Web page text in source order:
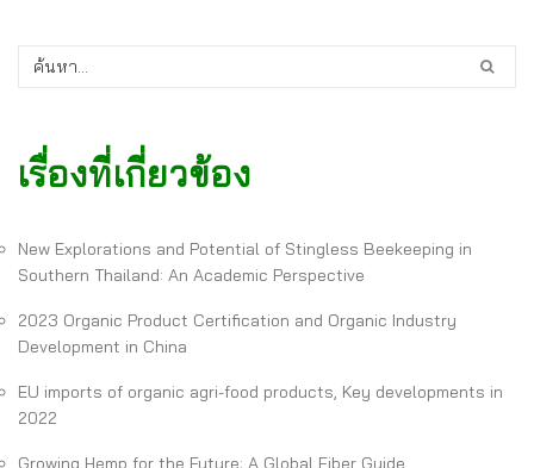
เรื่องที่เกี่ยวข้อง
New Explorations and Potential of Stingless Beekeeping in
Southern Thailand: An Academic Perspective
2023 Organic Product Certification and Organic Industry
Development in China
EU imports of organic agri-food products, Key developments in
2022